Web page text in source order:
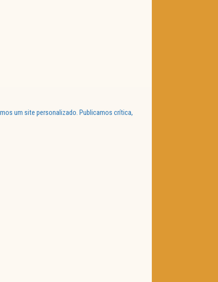
um site personalizado. Publicamos crítica,